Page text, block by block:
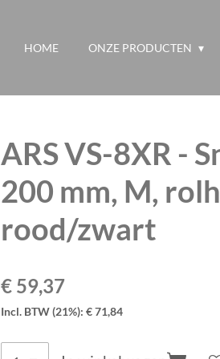
HOME ONZE PRODUCTEN
ARS VS-8XR -
200 mm, M,
rood/zwart
€ 59,37
Incl. BTW (21%): € 71,84